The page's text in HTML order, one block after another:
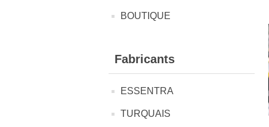
BOUTIQUE
Fabricants
ESSENTRA
TURQUAIS